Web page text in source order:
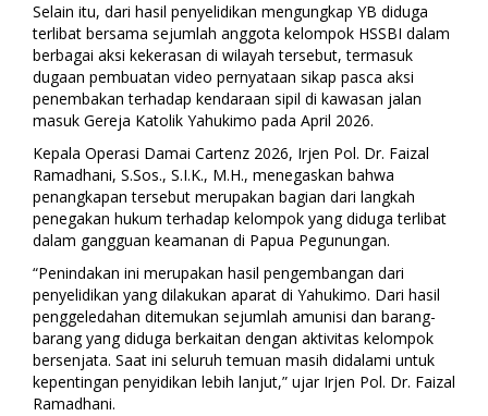
Selain itu, dari hasil penyelidikan mengungkap YB diduga
terlibat bersama sejumlah anggota kelompok HSSBI dalam
berbagai aksi kekerasan di wilayah tersebut, termasuk
dugaan pembuatan video pernyataan sikap pasca aksi
penembakan terhadap kendaraan sipil di kawasan jalan
masuk Gereja Katolik Yahukimo pada April 2026.
Kepala Operasi Damai Cartenz 2026, Irjen Pol. Dr. Faizal
Ramadhani, S.Sos., S.I.K., M.H., menegaskan bahwa
penangkapan tersebut merupakan bagian dari langkah
penegakan hukum terhadap kelompok yang diduga terlibat
dalam gangguan keamanan di Papua Pegunungan.
“Penindakan ini merupakan hasil pengembangan dari
penyelidikan yang dilakukan aparat di Yahukimo. Dari hasil
penggeledahan ditemukan sejumlah amunisi dan barang-
barang yang diduga berkaitan dengan aktivitas kelompok
bersenjata. Saat ini seluruh temuan masih didalami untuk
kepentingan penyidikan lebih lanjut,” ujar Irjen Pol. Dr. Faizal
Ramadhani.